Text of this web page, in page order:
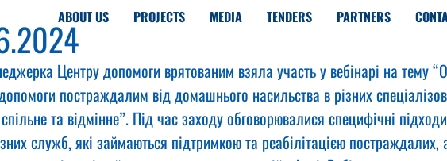
ABOUT US PROJECTS MEDIA TENDERS PARTNERS
Центру допомоги врятованим взяла участь у вебінарі на тему
постраждалим від домашнього насильства в різних
та відмінне”. Під час заходу обговорювалися специфічні
служб, які займаються підтримкою та реабілітацією постраждалих,